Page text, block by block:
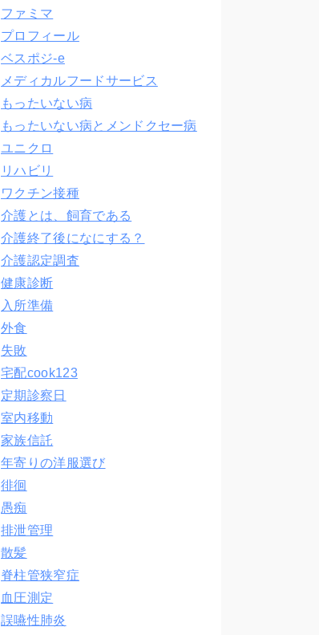
ファミマ
プロフィール
ベスポジ-e
メディカルフードサービス
もったいない病
もったいない病とメンドクセー病
ユニクロ
リハビリ
ワクチン接種
介護とは、飼育である
介護終了後になにする？
介護認定調査
健康診断
入所準備
外食
失敗
宅配cook123
定期診察日
室内移動
家族信託
年寄りの洋服選び
徘徊
愚痴
排泄管理
散髪
脊柱管狭窄症
血圧測定
誤嚥性肺炎